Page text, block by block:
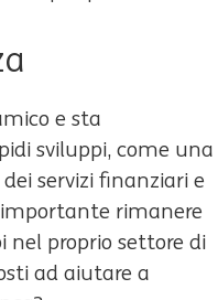
e sta
sviluppi, come una
servizi finanziari e
importante rimanere
nel proprio settore di
ad aiutare a